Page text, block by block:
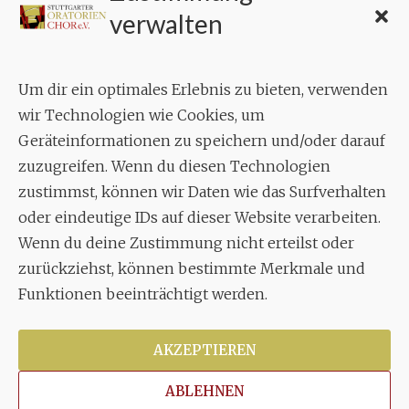
verwalten
Um dir ein optimales Erlebnis zu bieten, verwenden
wir Technologien wie Cookies, um
Geräteinformationen zu speichern und/oder darauf
zuzugreifen. Wenn du diesen Technologien
zustimmst, können wir Daten wie das Surfverhalten
oder eindeutige IDs auf dieser Website verarbeiten.
Wenn du deine Zustimmung nicht erteilst oder
zurückziehst, können bestimmte Merkmale und
Funktionen beeinträchtigt werden.
AKZEPTIEREN
ABLEHNEN
Geschäftsstelle:
Aixheimer Str. 18
70619 Stuttgart
MUSIK
Musikalischer Leiter:
Enrico Trummer
Tel.+49 (0)177 / 34 23 57 1
Facebook
TwitterYouTube